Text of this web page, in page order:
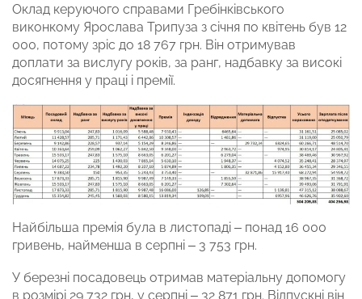
Оклад керуючого справами Гребінківського
виконкому Ярослава Трипуза з січня по квітень був 12
000, потому зріс до 18 767 грн. Він отримував
доплати за вислугу років, за ранг, надбавку за високі
досягнення у праці і премії.
Найбільша премія була в листопаді – понад 16 000
гривень, найменша в серпні – 3 753 грн.
У березні посадовець отримав матеріальну допомогу
в розмірі 29 732 грн, у серпні – 32 871 грн. Відпускні він